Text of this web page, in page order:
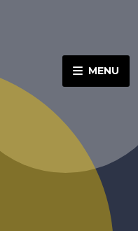
MENU